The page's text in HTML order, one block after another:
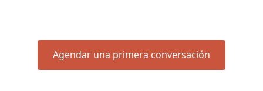
Agendar una primera conversación